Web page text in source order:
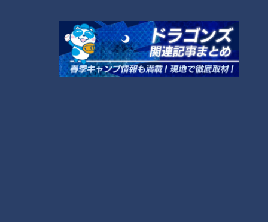
「Global guesthouse」に宿泊することに。
海外で、現地の人におすすめスポットなどを教えてもらったこ
とで、旅が楽しくなったという仁実さん。自分も日本に来た海